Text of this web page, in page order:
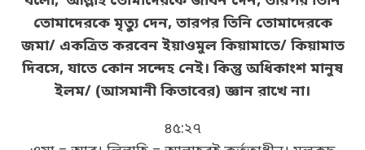
তোমাদেরকে মৃত্যু দেন, তারপর তিনি তোমাদেরকে
জমা/ একত্রিত করবেন ইয়াওমুল কিয়ামাতে/ কিয়ামাত
দিবসে, যাতে কোন সন্দেহ নেই। কিন্তু অধিকাংশ মানুষ
ইলম/ (আসমানী কিতাবের) জ্ঞান রাখে না।
৪৫:২৭